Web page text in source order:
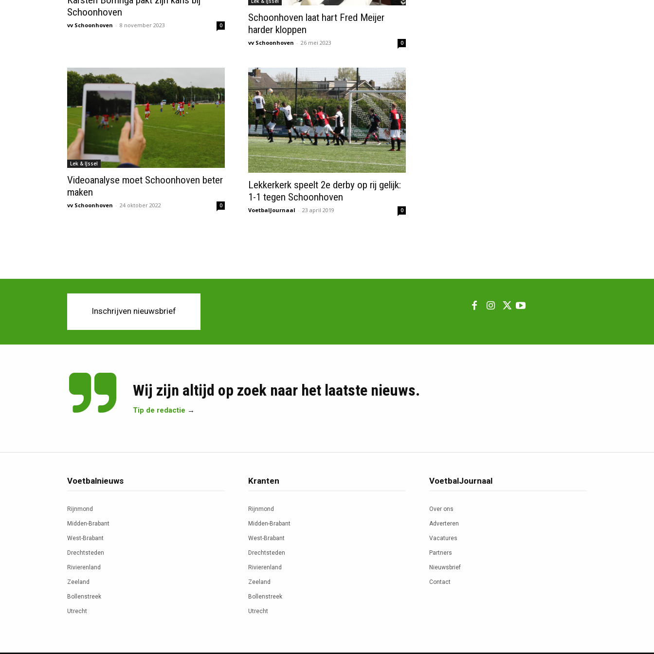
Schoonhoven
vv Schoonhoven - 8 november 2023 0
Schoonhoven laat hart Fred Meijer
harder kloppen
vv Schoonhoven - 26 mei 2023 0
Lek & IJssel
Videoanalyse moet Schoonhoven beter
maken
vv Schoonhoven - 24 oktober 2022 0
Lekkerkerk speelt 2e derby op rij gelijk:
1-1 tegen Schoonhoven
VoetbalJournaal - 23 april 2019 0
Inschrijven nieuwsbrief
Wij zijn altijd op zoek naar het laatste nieuws.
Tip de redactie →
Voetbalnieuws
Rijnmond
Midden-Brabant
West-Brabant
Drechtsteden
Rivierenland
Zeeland
Bollenstreek
Utrecht
Kranten
Rijnmond
Midden-Brabant
West-Brabant
Drechtsteden
Rivierenland
Zeeland
Bollenstreek
Utrecht
VoetbalJournaal
Over ons
Adverteren
Vacatures
Partners
Nieuwsbrief
Contact